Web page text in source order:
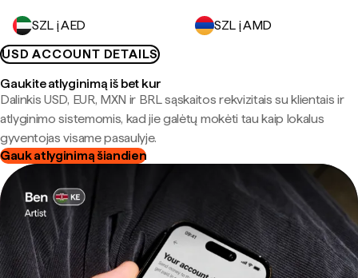
SZL į AED
SZL į AMD
USD ACCOUNT DETAILS
Gaukite atlyginimą iš bet kur
Dalinkis USD, EUR, MXN ir BRL sąskaitos rekvizitais su klientais ir
atlyginimo sistemomis, kad jie galėtų mokėti tau kaip lokalus
gyventojas visame pasaulyje.
Gauk atlyginimą šiandien